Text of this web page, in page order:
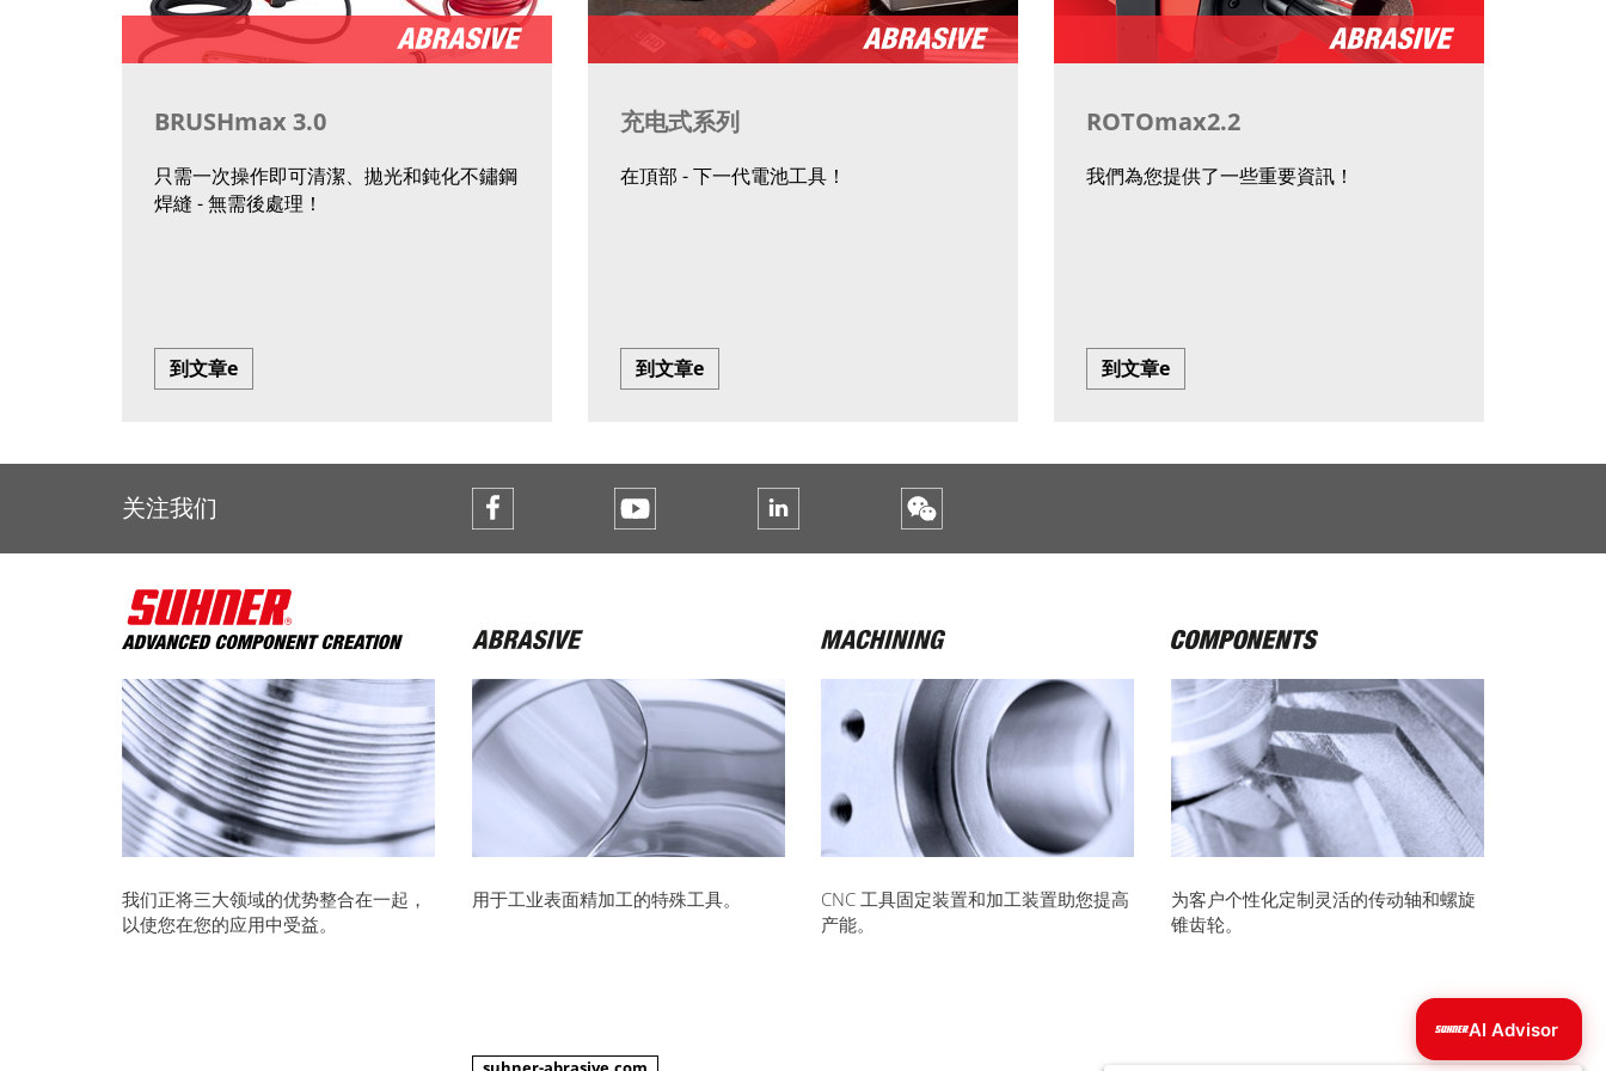
BRUSHmax 3.0
只需一次操作即可清潔、拋光和鈍化不鏽鋼
焊縫 - 無需後處理！
到文章e
充电式系列
在頂部 - 下一代電池工具！
到文章e
ROTOmax2.2
我們為您提供了一些重要資訊！
到文章e
关注我们
我们正将三大领域的优势整合在一起，
以使您在您的应用中受益。
用于工业表面精加工的特殊工具。
CNC 工具固定装置和加工装置助您提高
产能。
为客户个性化定制灵活的传动轴和螺旋
锥齿轮。
AI Advisor